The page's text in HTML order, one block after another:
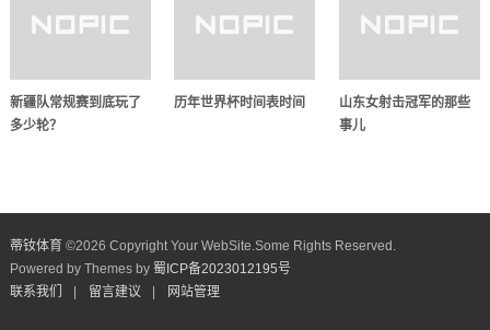
新疆队常规赛到底玩了
多少轮？
历年世界杯时间表时间
山东女射击冠军的那些
事儿
蒂钕体育©2026 Copyright Your WebSite.Some Rights Reserved.
Powered by Themes by 蜀ICP备2023012195号
联系我们
| 留言建议 | 网站管理